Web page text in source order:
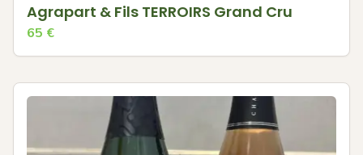
Agrapart & Fils TERROIRS Grand Cru
65 €